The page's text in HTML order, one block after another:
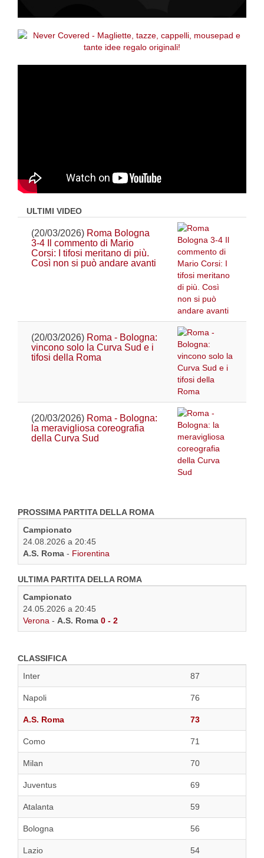
ULTIMI VIDEO
(20/03/2026) Roma Bologna
3-4 Il commento di Mario
Corsi: I tifosi meritano di più.
Così non si può andare avanti
(20/03/2026) Roma - Bologna:
vincono solo la Curva Sud e i
tifosi della Roma
(20/03/2026) Roma - Bologna:
la meravigliosa coreografia
della Curva Sud
PROSSIMA PARTITA DELLA ROMA
Campionato
24.08.2026 a 20:45
A.S. Roma - Fiorentina
ULTIMA PARTITA DELLA ROMA
Campionato
24.05.2026 a 20:45
Verona - A.S. Roma 0 - 2
CLASSIFICA
Inter
87
Napoli 76
A.S. Roma 73
Como 71
Milan 70
Juventus 69
Atalanta 59
Bologna 56
Lazio 54